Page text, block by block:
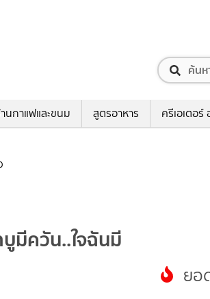
นกาแฟและขนม สูตรอาหาร ครีเอเตอร์
มีควัน..ใจฉันมี
ยอ